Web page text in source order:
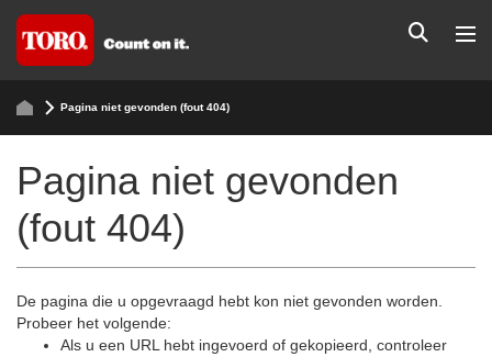
Pagina niet gevonden (fout 404)
Pagina niet gevonden
(fout 404)
De pagina die u opgevraagd hebt kon niet gevonden worden.
Probeer het volgende:
Als u een URL hebt ingevoerd of gekopieerd, controleer